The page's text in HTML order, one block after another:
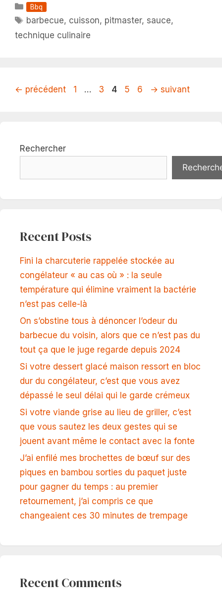
Catégories
Bbq
Étiquettes
barbecue, cuisson, pitmaster, sauce,
technique culinaire
← précédent Page
1 … Page
3 Page
4 Page
5 Page
6 → suivant
Rechercher
Recent Posts
Fini la charcuterie rappelée stockée au
congélateur « au cas où » : la seule
température qui élimine vraiment la bactérie
n’est pas celle-là
On s’obstine tous à dénoncer l’odeur du
barbecue du voisin, alors que ce n’est pas du
tout ça que le juge regarde depuis 2024
Si votre dessert glacé maison ressort en bloc
dur du congélateur, c’est que vous avez
dépassé le seul délai qui le garde crémeux
Si votre viande grise au lieu de griller, c’est
que vous sautez les deux gestes qui se
jouent avant même le contact avec la fonte
J’ai enfilé mes brochettes de bœuf sur des
piques en bambou sorties du paquet juste
pour gagner du temps : au premier
retournement, j’ai compris ce que
changeaient ces 30 minutes de trempage
Recent Comments